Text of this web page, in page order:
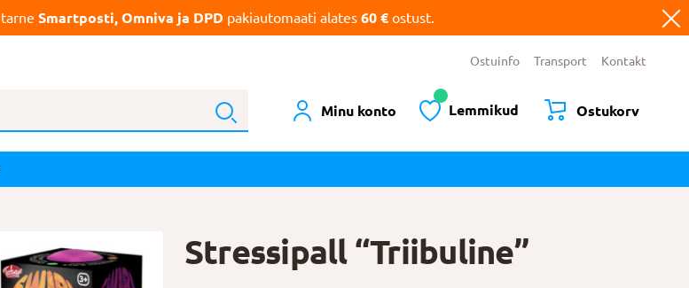
tarne Smartposti, Omniva ja DPD pakiautomaati alates 60 € ostust.
Ostuinfo Transport Kontakt
Minu konto Lemmikud Ostukorv
Stressipall “Triibuline”